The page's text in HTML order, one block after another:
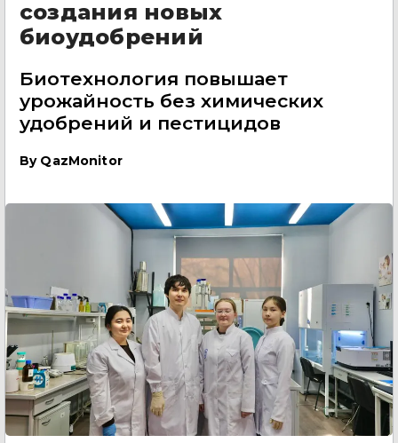
создания новых
биоудобрений
Биотехнология повышает
урожайность без химических
удобрений и пестицидов
By QazMonitor